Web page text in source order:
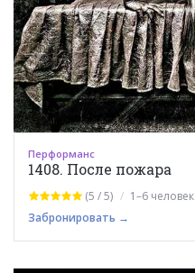
Перформанс
1408. После пожара
(5 / 5) 1–6 человек
Забронировать →